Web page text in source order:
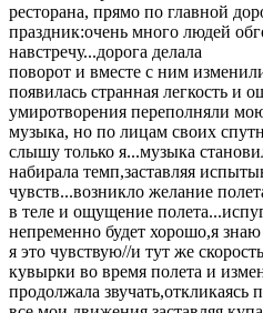
ресторана, прямо по главной
праздник:очень много людей
навстречу...дорога делала
поворот и вместе с ним
появилась странная легкость и
умиротворения переполняли
музыка, но по лицам своих
слышу только я...музыка
набирала темп,заставляя
чувств...возникло желание
в теле и ощущение
непременно будет хорошо,я знаю
я это чувствую//и тут же
кувырки во время полета и
продолжала звучать,откликаясь